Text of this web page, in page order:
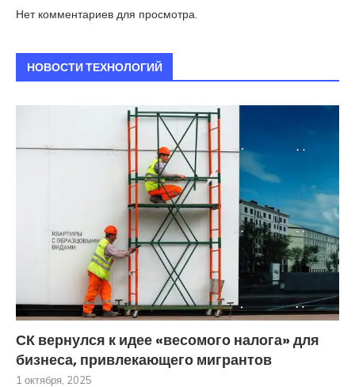
Нет комментариев для просмотра.
НОВОСТИ ТЕХНОЛОГИЙ
СК вернулся к идее «весомого налога» для
бизнеса, привлекающего мигрантов
1 октября, 2025